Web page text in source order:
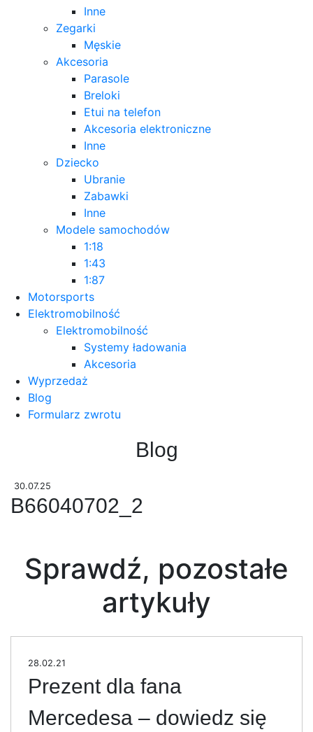
Inne
Zegarki
Męskie
Akcesoria
Parasole
Breloki
Etui na telefon
Akcesoria elektroniczne
Inne
Dziecko
Ubranie
Zabawki
Inne
Modele samochodów
1:18
1:43
1:87
Motorsports
Elektromobilność
Elektromobilność
Systemy ładowania
Akcesoria
Wyprzedaż
Blog
Formularz zwrotu
Blog
30.07.25
B66040702_2
Sprawdź, pozostałe
artykuły
28.02.21
Prezent dla fana
Mercedesa – dowiedz się